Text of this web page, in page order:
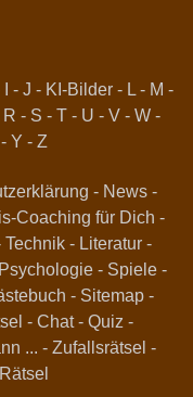
- J - KI-Bilder- L- M -
R - S - T - U - V - W -
- Y - Z
- News-
Coaching für Dich -
Technik- Literatur-
Psychologie- Spiele-
- Sitemap-
- Chat- Quiz -
... - Zufallsrätsel -